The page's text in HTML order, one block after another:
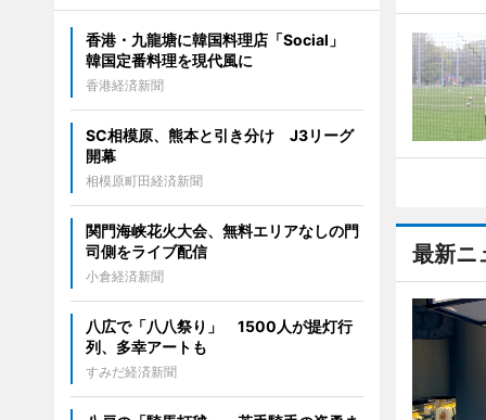
最新ニ
香港・九龍塘に韓国料理店「Social」
韓国定番料理を現代風に
香港経済新聞
SC相模原、熊本と引き分け J3リーグ
開幕
相模原町田経済新聞
関門海峡花火大会、無料エリアなしの門
司側をライブ配信
小倉経済新聞
八広で「八八祭り」 1500人が提灯行
列、多幸アートも
すみだ経済新聞